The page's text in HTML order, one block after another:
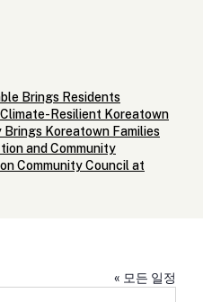
Brings Residents
Resilient Koreatown
Koreatown Families
and Community
Community Council at
« 모든 일정